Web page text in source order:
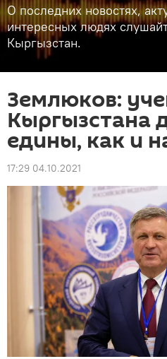
О последних новостях,
интересных людях
Кыргызстан.
Землюков:
Кыргызстана
едины, как и
17:29 04.10.2021